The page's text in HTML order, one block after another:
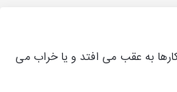
به عقب می افتد و یا خراب می